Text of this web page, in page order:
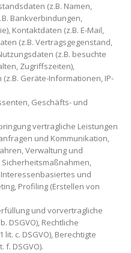
(z.B. Namen,
Bankverbindungen,
Kontaktdaten (z.B. E-Mail,
(z.B. Vertragsgegenstand,
(z.B. besuchte
Zugriffszeiten),
Geräte-Informationen, IP-
Geschäfts- und
vertragliche Leistungen
und Kommunikation,
Verwaltung und
und
Profiling (Erstellen von
und vorvertragliche
DSGVO), Rechtliche
lit. c. DSGVO), Berechtigte
f. DSGVO).